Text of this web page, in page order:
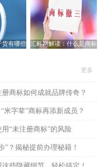
了解!
货有哪些？点击查看解答
汇标网解读：什么是商标撤
更多
商标如何成就品牌传奇？
米字辈”商标再添新成员？
“未注册商标”的风险
”？揭秘提前办理秘籍！